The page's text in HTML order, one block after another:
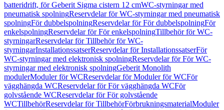
batteridrift, för Geberit Sigma cistern 12 cmWC-styrningar med
pneumatisk spolningReservdelar för WC-styrningar med pneumatisk
spolningFör dubbelspolningReservdelar för För dubbelspolningFör
enkelspolningReservdelar för För enkelspolningTillbehör för WC-
styrningarReservdelar för Tillbehör för WC-
styrningarInstallationssatserReservdelar för InstallationssatserFör
WC-styrningar med elektronisk spolningReservdelar för För WC-
styrningar med elektronisk spolningGeberit Monolith
modulerModuler för WCReservdelar för Moduler för WCFör
vägghängda WCReservdelar för För vägghängda WCFör
golvstående WCReservdelar för För golvstående
WCTillbehörReservdelar för TillbehörFörbrukningsmaterialModuler